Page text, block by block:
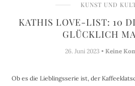
KUNST UND
KATHIS LOVE-LIST: 10
GLÜCKLICH
26. Juni 2023 • Keine
Ob es die Lieblingsserie ist, der